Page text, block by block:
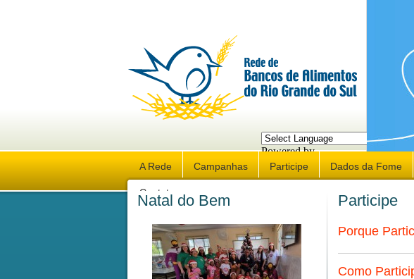
Powered by
Translate
A Rede Campanhas Participe Dados da Fome
Contato
Natal do Bem Participe
Porque
Como